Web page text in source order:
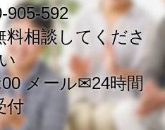
905-592
料相談してくださ
メール✉︎24時間
付